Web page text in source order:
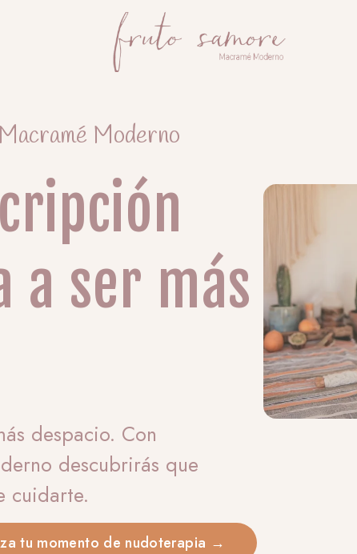
Moderno
a ser más
despacio. Con
descubrirás que
cuidarte.
tu momento de nudoterapia →